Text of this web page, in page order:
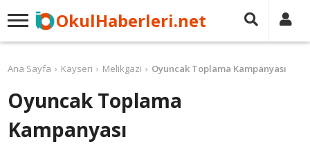
OkulHaberleri.net
Ana Sayfa Kayseri Melikgazi Oyuncak Toplama Kampanyası
Oyuncak Toplama
Kampanyası